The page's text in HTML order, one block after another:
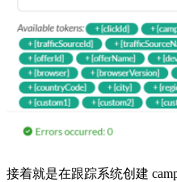
接着就是在跟踪系统创建